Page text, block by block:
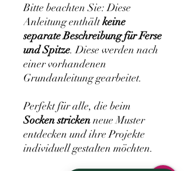
Bitte beachten Sie: Diese
Anleitung enthältkeine
separate Beschreibung für Ferse
und Spitze. Diese werden nach
einer vorhandenen
Grundanleitung gearbeitet.
Perfekt für alle, die beim
Socken strickenneue Muster
entdecken und ihre Projekte
individuell gestalten möchten.